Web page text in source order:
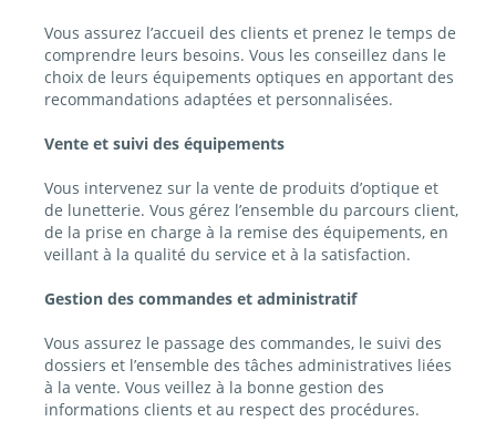
Vous assurez l’accueil des clients et prenez le temps de
comprendre leurs besoins. Vous les conseillez dans le
choix de leurs équipements optiques en apportant des
recommandations adaptées et personnalisées.
Vente et suivi des équipements
Vous intervenez sur la vente de produits d’optique et
de lunetterie. Vous gérez l’ensemble du parcours client,
de la prise en charge à la remise des équipements, en
veillant à la qualité du service et à la satisfaction.
Gestion des commandes et administratif
Vous assurez le passage des commandes, le suivi des
dossiers et l’ensemble des tâches administratives liées
à la vente. Vous veillez à la bonne gestion des
informations clients et au respect des procédures.